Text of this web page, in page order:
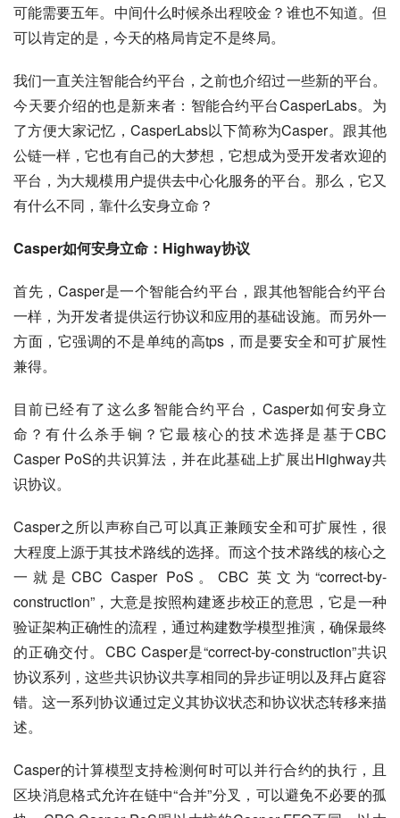
可能需要五年。中间什么时候杀出程咬金？谁也不知道。但
可以肯定的是，今天的格局肯定不是终局。
我们一直关注智能合约平台，之前也介绍过一些新的平台。
今天要介绍的也是新来者：智能合约平台CasperLabs。为
了方便大家记忆，CasperLabs以下简称为Casper。跟其他
公链一样，它也有自己的大梦想，它想成为受开发者欢迎的
平台，为大规模用户提供去中心化服务的平台。那么，它又
有什么不同，靠什么安身立命？
Casper如何安身立命：Highway协议
首先，Casper是一个智能合约平台，跟其他智能合约平台
一样，为开发者提供运行协议和应用的基础设施。而另外一
方面，它强调的不是单纯的高tps，而是要安全和可扩展性
兼得。
目前已经有了这么多智能合约平台，Casper如何安身立
命？有什么杀手锏？它最核心的技术选择是基于CBC
Casper PoS的共识算法，并在此基础上扩展出Highway共
识协议。
Casper之所以声称自己可以真正兼顾安全和可扩展性，很
大程度上源于其技术路线的选择。而这个技术路线的核心之
一就是CBC Casper PoS。CBC 英文为“correct-by-
construction”，大意是按照构建逐步校正的意思，它是一种
验证架构正确性的流程，通过构建数学模型推演，确保最终
的正确交付。CBC Casper是“correct-by-construction”共识
协议系列，这些共识协议共享相同的异步证明以及拜占庭容
错。这一系列协议通过定义其协议状态和协议状态转移来描
述。
Casper的计算模型支持检测何时可以并行合约的执行，且
区块消息格式允许在链中“合并”分叉，可以避免不必要的孤